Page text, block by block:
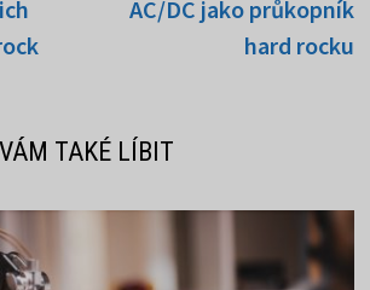
AC/DC jako průkopník
hard rocku
TAKÉ LÍBIT